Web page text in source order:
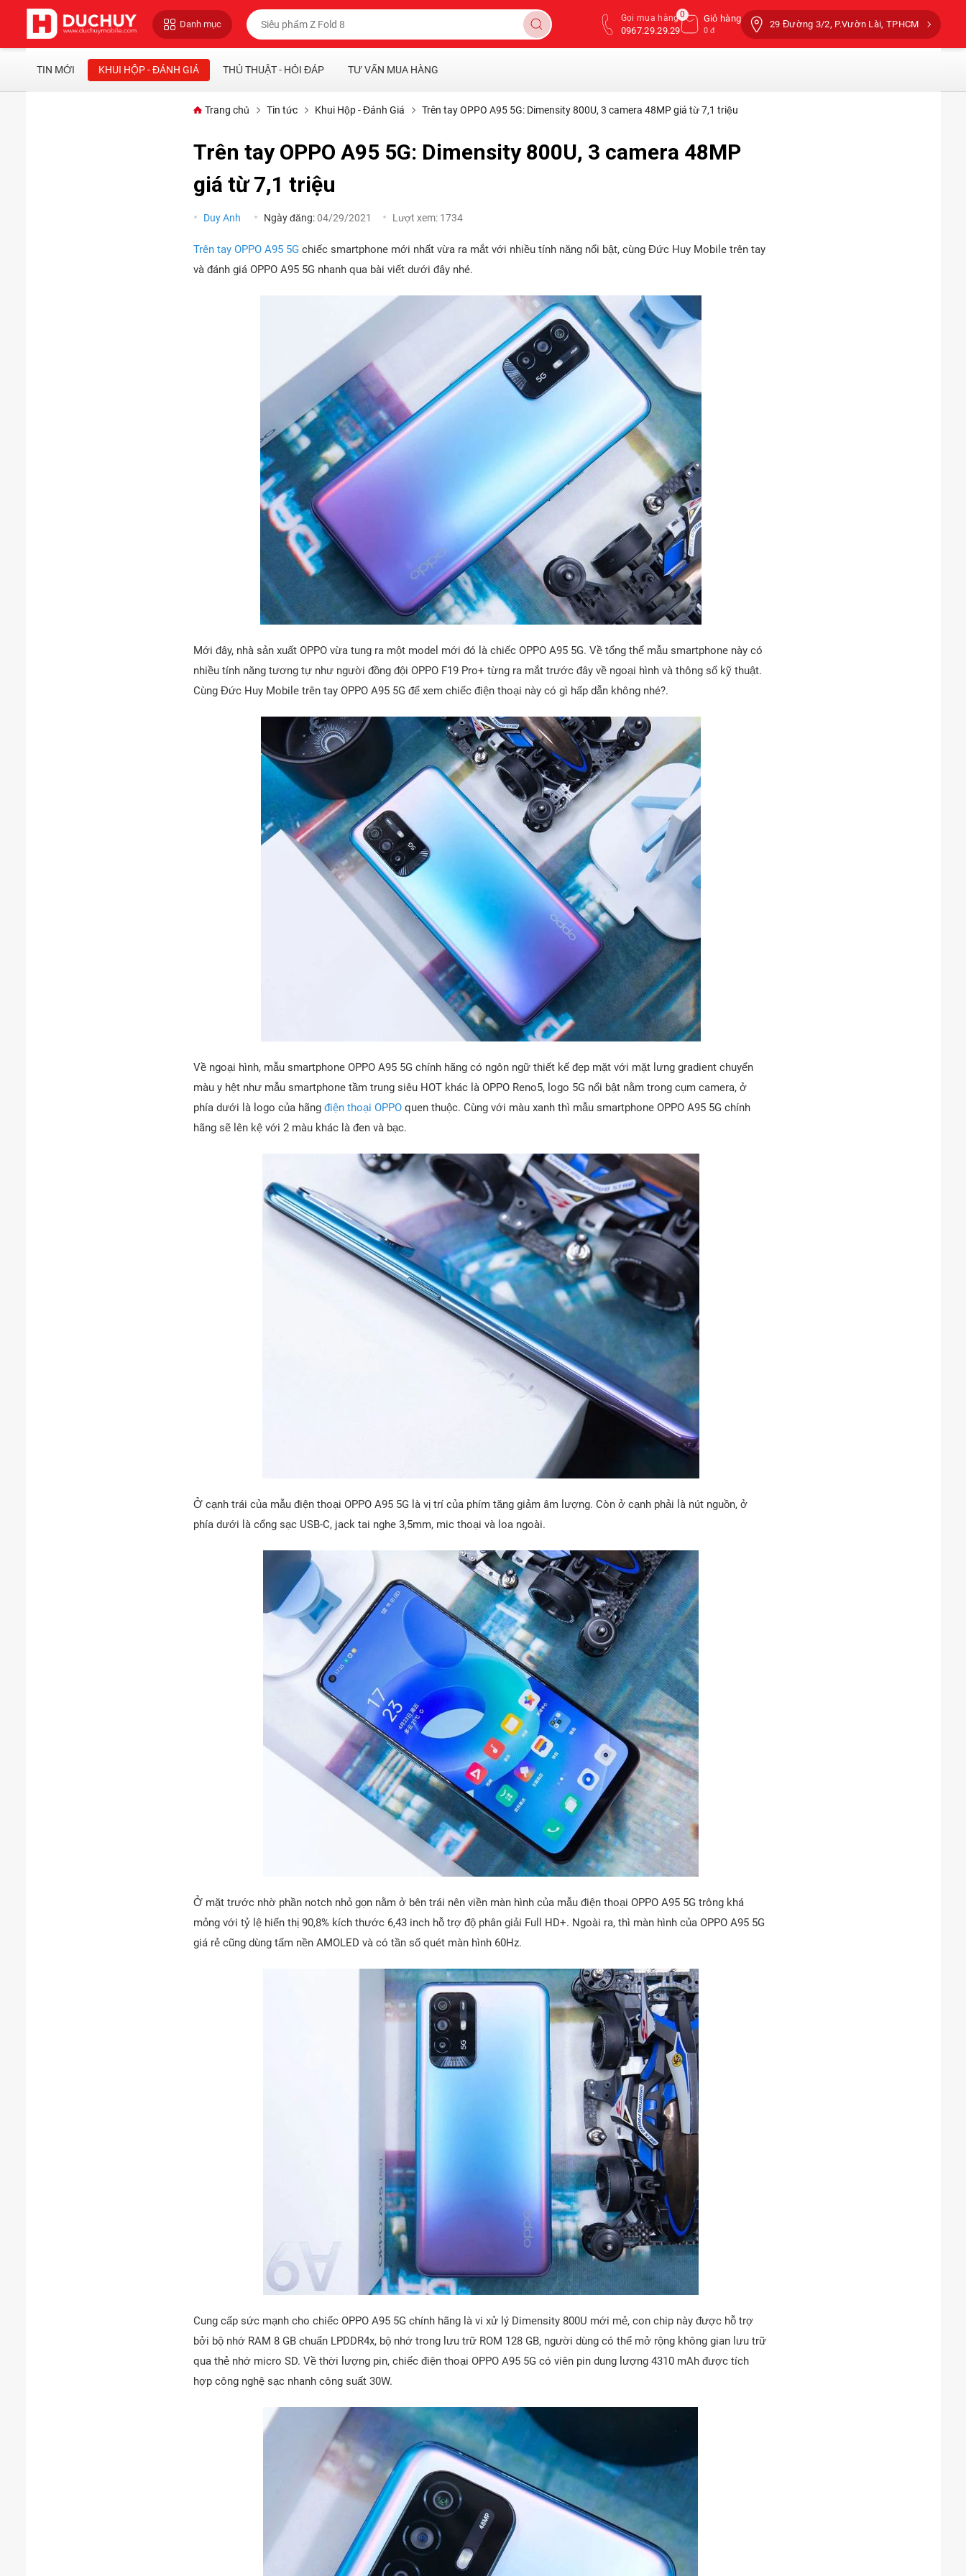
Danh mục
Gọi mua hàng
0967.29.29.29
Giỏ hàng
0 đ
0
29 Đường 3/2, P.Vườn Lài, TPHCM
TIN MỚI KHUI HỘP - ĐÁNH GIÁ THỦ THUẬT - HỎI ĐÁP TƯ VẤN MUA HÀNG
Trang chủ Tin tức Khui Hộp - Đánh Giá Trên tay OPPO A95 5G: Dimensity 800U, 3 camera 48MP giá từ 7,1 triệu
Trên tay OPPO A95 5G: Dimensity 800U, 3 camera 48MP
giá từ 7,1 triệu
Duy Anh Ngày đăng:04/29/2021 Lượt xem: 1734
Trên tay OPPO A95 5Gchiếc smartphone mới nhất vừa ra mắt với nhiều tính năng nổi bật, cùng Đức Huy Mobile trên tay
và đánh giá OPPO A95 5G nhanh qua bài viết dưới đây nhé.
Mới đây, nhà sản xuất OPPO vừa tung ra một model mới đó là chiếc OPPO A95 5G. Về tổng thể mẫu smartphone này có
nhiều tính năng tương tự như người đồng đội OPPO F19 Pro+ từng ra mắt trước đây về ngoại hình và thông số kỹ thuật.
Cùng Đức Huy Mobile trên tay OPPO A95 5G để xem chiếc điện thoại này có gì hấp dẫn không nhé?.
Về ngoại hình, mẫu smartphone OPPO A95 5G chính hãng có ngôn ngữ thiết kế đẹp mặt với mặt lưng gradient chuyển
màu y hệt như mẫu smartphone tầm trung siêu HOT khác là OPPO Reno5, logo 5G nổi bật nằm trong cụm camera, ở
phía dưới là logo của hãng điện thoại OPPOquen thuộc. Cùng với màu xanh thì mẫu smartphone OPPO A95 5G chính
hãng sẽ lên kệ với 2 màu khác là đen và bạc.
Ở cạnh trái của mẫu điện thoại OPPO A95 5G là vị trí của phím tăng giảm âm lượng. Còn ở cạnh phải là nút nguồn, ở
phía dưới là cổng sạc USB-C, jack tai nghe 3,5mm, mic thoại và loa ngoài.
Ở mặt trước nhờ phần notch nhỏ gọn nằm ở bên trái nên viền màn hình của mẫu điện thoại OPPO A95 5G trông khá
mỏng với tỷ lệ hiển thị 90,8% kích thước 6,43 inch hỗ trợ độ phân giải Full HD+. Ngoài ra, thì màn hình của OPPO A95 5G
giá rẻ cũng dùng tấm nền AMOLED và có tần số quét màn hình 60Hz.
Cung cấp sức mạnh cho chiếc OPPO A95 5G chính hãng là vi xử lý Dimensity 800U mới mẻ, con chip này được hỗ trợ
bởi bộ nhớ RAM 8 GB chuẩn LPDDR4x, bộ nhớ trong lưu trữ ROM 128 GB, người dùng có thể mở rộng không gian lưu trữ
qua thẻ nhớ micro SD. Về thời lượng pin, chiếc điện thoại OPPO A95 5G có viên pin dung lượng 4310 mAh được tích
hợp công nghệ sạc nhanh công suất 30W.